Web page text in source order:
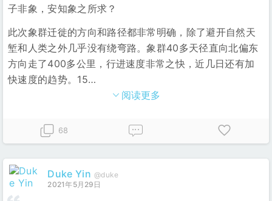
子非象，安知象之所求？
此次象群迁徙的方向和路径都非常明确，除了避开自然天
堑和人类之外几乎没有绕弯路。象群40多天径直向北偏东
方向走了400多公里，行进速度非常之快，近几日还有加
快速度的趋势。15…
阅读更多
68
Duke Yin @duke
2021年5月29日